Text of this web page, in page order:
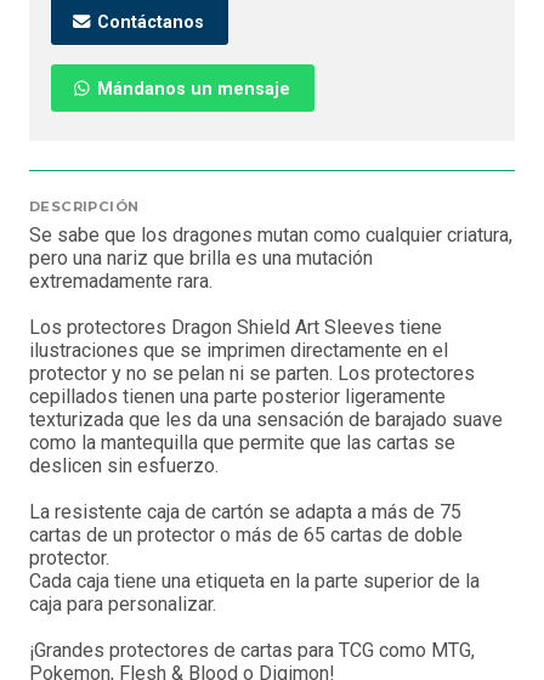
Contáctanos
Mándanos un mensaje
DESCRIPCIÓN
Se sabe que los dragones mutan como cualquier criatura,
pero una nariz que brilla es una mutación
extremadamente rara.
Los protectores Dragon Shield Art Sleeves tiene
ilustraciones que se imprimen directamente en el
protector y no se pelan ni se parten. Los protectores
cepillados tienen una parte posterior ligeramente
texturizada que les da una sensación de barajado suave
como la mantequilla que permite que las cartas se
deslicen sin esfuerzo.
La resistente caja de cartón se adapta a más de 75
cartas de un protector o más de 65 cartas de doble
protector.
Cada caja tiene una etiqueta en la parte superior de la
caja para personalizar.
¡Grandes protectores de cartas para TCG como MTG,
Pokemon, Flesh & Blood o Digimon!